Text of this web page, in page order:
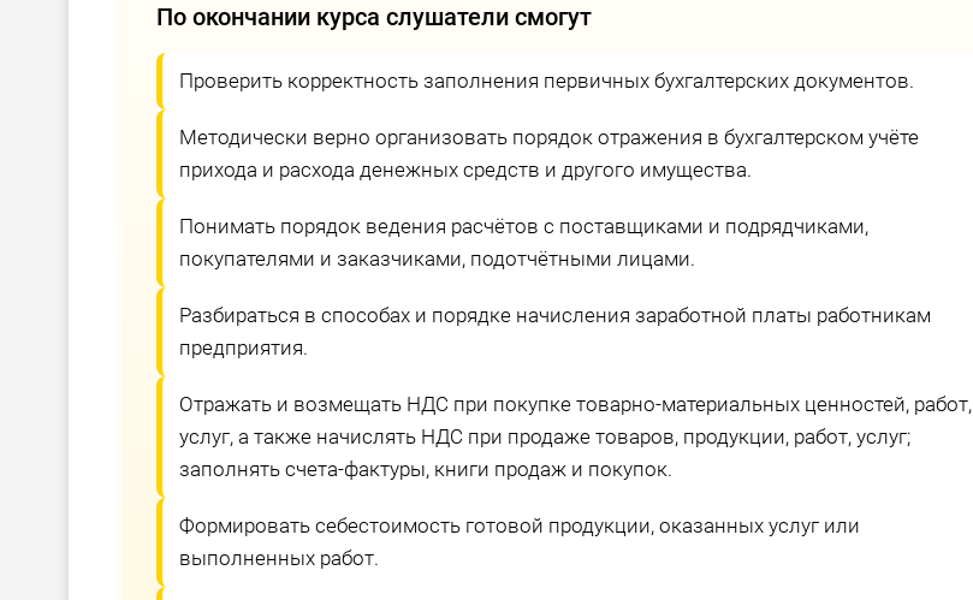
По окончании курса слушатели смогут
Проверить корректность заполнения первичных бухгалтерских документов.
Методически верно организовать порядок отражения в бухгалтерском учёте
прихода и расхода денежных средств и другого имущества.
Понимать порядок ведения расчётов с поставщиками и подрядчиками,
покупателями и заказчиками, подотчётными лицами.
Разбираться в способах и порядке начисления заработной платы работникам
предприятия.
Отражать и возмещать НДС при покупке товарно-материальных ценностей, работ,
услуг, а также начислять НДС при продаже товаров, продукции, работ, услуг;
заполнять счета-фактуры, книги продаж и покупок.
Формировать себестоимость готовой продукции, оказанных услуг или
выполненных работ.